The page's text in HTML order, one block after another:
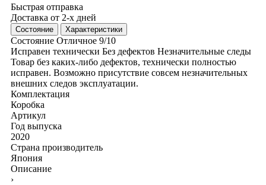
Быстрая отправка
Доставка от 2-х дней
Состояние Характеристики
Состояние Отличное 9/10
Исправен технически Без дефектов Незначительные следы
Товар без каких-либо дефектов, технически полностью
исправен. Возможно присутствие совсем незначительных
внешних следов эксплуатации.
Комплектация
Коробка
Артикул
Год выпуска
2020
Страна производитель
Япония
Описание
›